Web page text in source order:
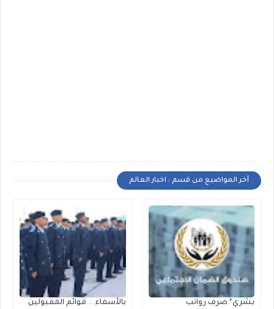
أخر المواضيع من قسم : اخبار العالم
بشري* صرف رواتب
بالأسماء .. قوائم المقبولين